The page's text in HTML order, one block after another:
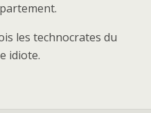
les technocrates du
idiote.